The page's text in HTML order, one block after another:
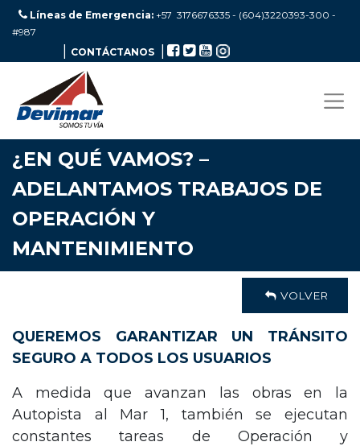
Líneas de Emergencia: +57 3176676335 - (604)3220393-300 -
#987
CONTÁCTANOS
¿EN QUÉ VAMOS? –
ADELANTAMOS TRABAJOS DE
OPERACIÓN Y
MANTENIMIENTO
VOLVER
QUEREMOS GARANTIZAR UN TRÁNSITO
SEGURO A TODOS LOS USUARIOS
A medida que avanzan las obras en la
Autopista al Mar 1, también se ejecutan
constantes tareas de Operación y